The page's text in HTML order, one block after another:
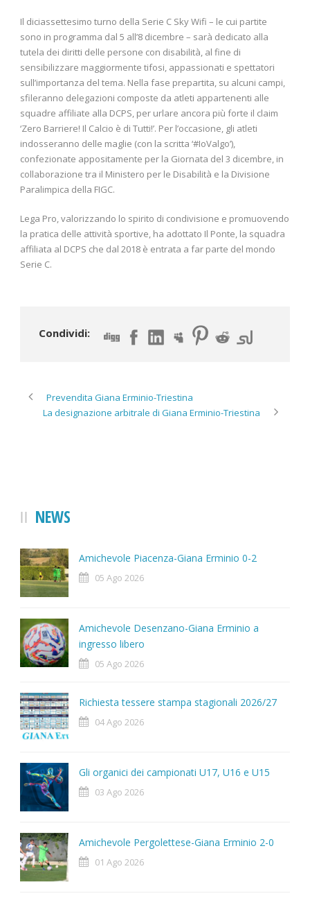
Il diciassettesimo turno della Serie C Sky Wifi – le cui partite
sono in programma dal 5 all’8 dicembre – sarà dedicato alla
tutela dei diritti delle persone con disabilità, al fine di
sensibilizzare maggiormente tifosi, appassionati e spettatori
sull’importanza del tema. Nella fase prepartita, su alcuni campi,
sfileranno delegazioni composte da atleti appartenenti alle
squadre affiliate alla DCPS, per urlare ancora più forte il claim
‘Zero Barriere! Il Calcio è di Tutti!’. Per l’occasione, gli atleti
indosseranno delle maglie (con la scritta ‘#IoValgo’),
confezionate appositamente per la Giornata del 3 dicembre, in
collaborazione tra il Ministero per le Disabilità e la Divisione
Paralimpica della FIGC.
Lega Pro, valorizzando lo spirito di condivisione e promuovendo
la pratica delle attività sportive, ha adottato Il Ponte, la squadra
affiliata al DCPS che dal 2018 è entrata a far parte del mondo
Serie C.
Condividi:
Prevendita Giana Erminio-Triestina
La designazione arbitrale di Giana Erminio-Triestina
NEWS
Amichevole Piacenza-Giana Erminio 0-2
05 Ago 2026
Amichevole Desenzano-Giana Erminio a
ingresso libero
05 Ago 2026
Richiesta tessere stampa stagionali 2026/27
04 Ago 2026
Gli organici dei campionati U17, U16 e U15
03 Ago 2026
Amichevole Pergolettese-Giana Erminio 2-0
01 Ago 2026